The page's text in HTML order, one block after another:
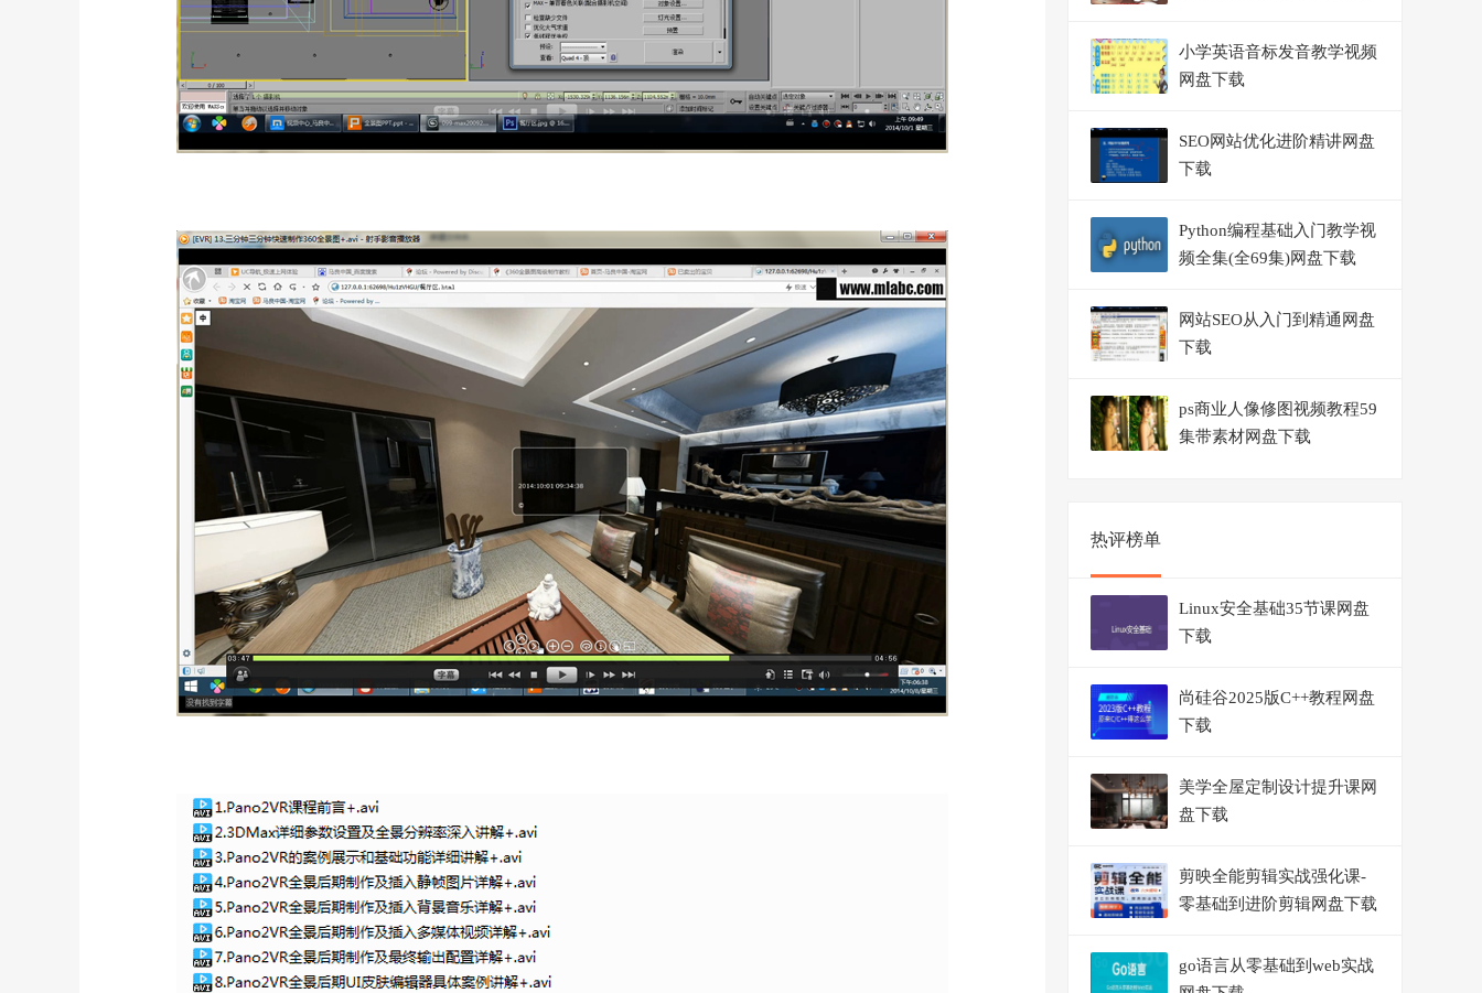
小学英语音标发音教学视频
网盘下载
SEO网站优化进阶精讲网盘
下载
Python编程基础入门教学视
频全集(全69集)网盘下载
网站SEO从入门到精通网盘
下载
ps商业人像修图视频教程59
集带素材网盘下载
热评榜单
Linux安全基础35节课网盘
下载
尚硅谷2025版C++教程网盘
下载
美学全屋定制设计提升课网
盘下载
剪映全能剪辑实战强化课-
零基础到进阶剪辑网盘下载
go语言从零基础到web实战